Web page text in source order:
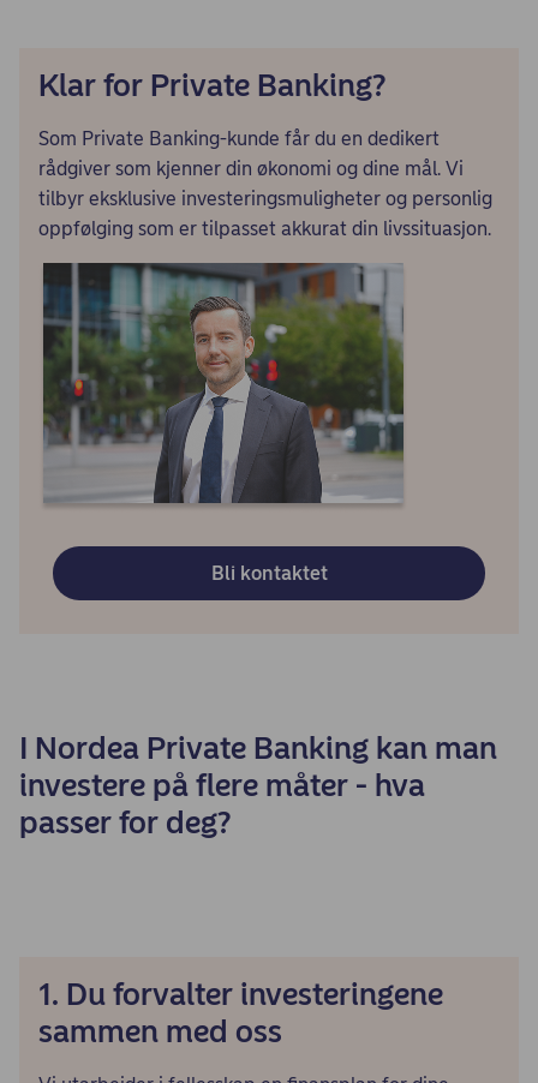
Klar for Private Banking?
Som Private Banking-kunde får du en dedikert
rådgiver som kjenner din økonomi og dine mål. Vi
tilbyr eksklusive investeringsmuligheter og personlig
oppfølging som er tilpasset akkurat din livssituasjon.
Bli kontaktet
I Nordea Private Banking kan man
investere på flere måter - hva
passer for deg?
1. Du forvalter investeringene
sammen med oss